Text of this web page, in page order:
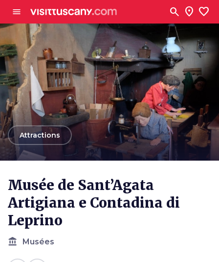
menu search location_on favorite
arrow_backAttractions
Musée de Sant’Agata
Artigiana e Contadina di
Leprino
account_balance Musées